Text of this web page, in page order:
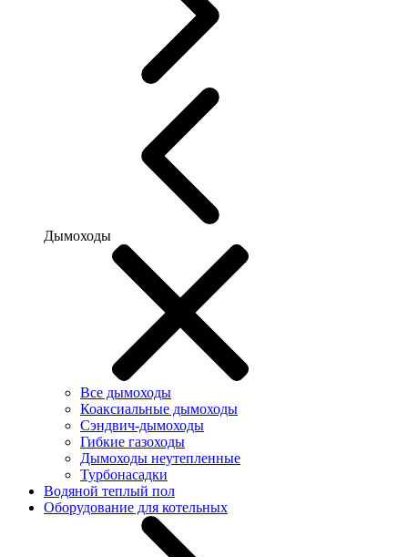
Дымоходы
Все дымоходы
Коаксиальные дымоходы
Сэндвич-дымоходы
Гибкие газоходы
Дымоходы неутепленные
Турбонасадки
Водяной теплый пол
Оборудование для котельных